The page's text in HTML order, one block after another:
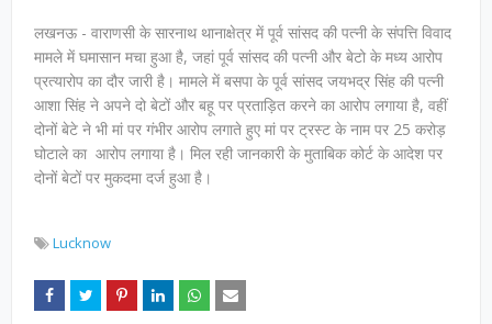
लखनऊ - वाराणसी के सारनाथ थानाक्षेत्र में पूर्व सांसद की पत्नी के संपत्ति विवाद
मामले में घमासान मचा हुआ है, जहां पूर्व सांसद की पत्नी और बेटो के मध्य आरोप
प्रत्यारोप का दौर जारी है। मामले में बसपा के पूर्व सांसद जयभद्र सिंह की पत्नी
आशा सिंह ने अपने दो बेटों और बहू पर प्रताड़ित करने का आरोप लगाया है, वहीं
दोनों बेटे ने भी मां पर गंभीर आरोप लगाते हुए मां पर ट्रस्ट के नाम पर 25 करोड़
घोटाले का आरोप लगाया है। मिल रही जानकारी के मुताबिक कोर्ट के आदेश पर
दोनों बेटों पर मुकदमा दर्ज हुआ है।
Lucknow